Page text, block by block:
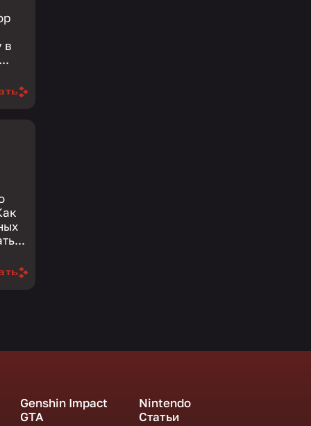
в
Genshin Impact
GTA
Nintendo
Статьи